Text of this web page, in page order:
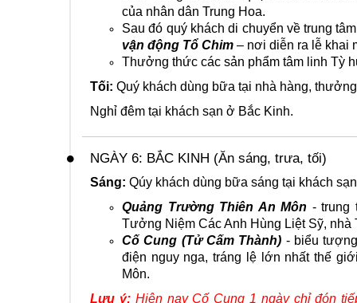
của nhân dân Trung Hoa.
Sau đó quý khách di chuyển về trung
vận động Tổ Chim – nơi diễn ra lễ khai
Thưởng thức các sản phẩm tâm linh Tỳ
Tối: Quý khách dùng bữa tại nhà hàng,
Nghỉ đêm tại khách sạn ở Bắc Kinh.
NGÀY 6: BẮC KINH (Ăn sáng, trưa, tối)
Sáng: Qúy khách dùng bữa sáng tại khách
Quảng Trường Thiên An Môn - trung
Tưởng Niệm Các Anh Hùng Liệt Sỹ,
Cố Cung (Tử Cấm Thành) - biểu
điện nguy nga, tráng lệ lớn nhất thế
Môn.
Lưu ý: Hiện nay Cố Cung 1 ngày chỉ đón